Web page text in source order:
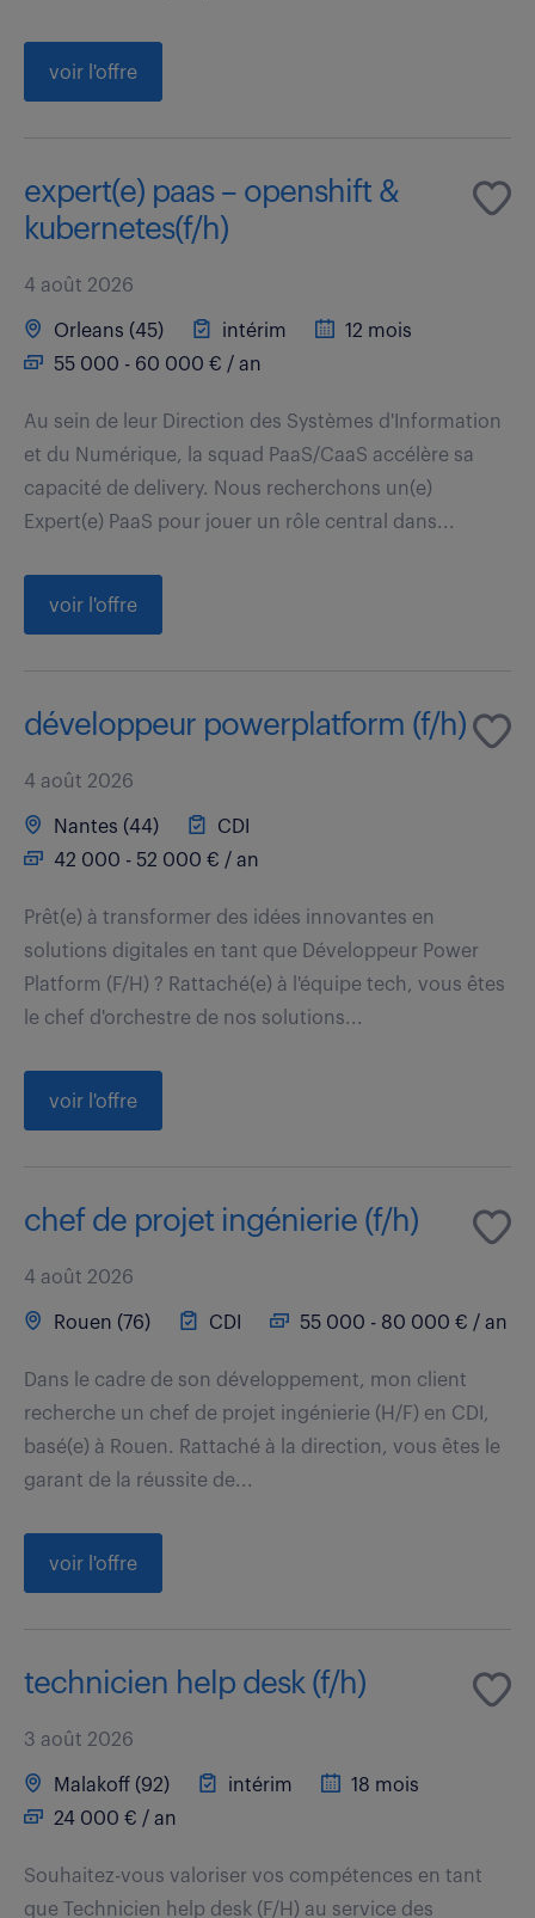
voir l'offre
expert(e) paas – openshift &
kubernetes(f/h)
4 août 2026
Orleans (45) intérim
12 mois
55 000 - 60 000 € / an
Au sein de leur Direction des Systèmes d'Information
et du Numérique, la squad PaaS/CaaS accélère sa
capacité de delivery. Nous recherchons un(e)
Expert(e) PaaS pour jouer un rôle central dans...
voir l'offre
développeur powerplatform (f/h)
4 août 2026
Nantes (44)
CDI
42 000 - 52 000 € / an
Prêt(e) à transformer des idées innovantes en
solutions digitales en tant que Développeur Power
Platform (F/H) ? Rattaché(e) à l'équipe tech, vous êtes
le chef d'orchestre de nos solutions...
voir l'offre
chef de projet ingénierie (f/h)
4 août 2026
Rouen (76) CDI 55 000 - 80 000 € / an
Dans le cadre de son développement, mon client
recherche un chef de projet ingénierie (H/F) en CDI,
basé(e) à Rouen. Rattaché à la direction, vous êtes le
garant de la réussite de...
voir l'offre
technicien help desk (f/h)
3 août 2026
Malakoff (92) intérim
18 mois
24 000 € / an
Souhaitez-vous valoriser vos compétences en tant
que Technicien help desk (F/H) au service des